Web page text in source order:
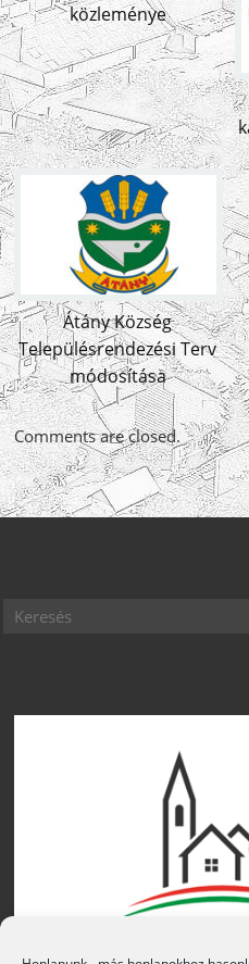
közleménye
Átány Község
Településrendezési Terv
módosítása
Comments are closed.